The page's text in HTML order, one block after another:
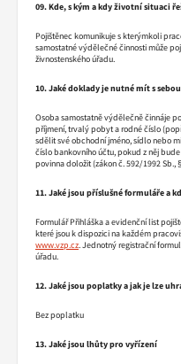
09. Kde, s kým a kdy životní situaci
Pojištěnec komunikuje s kterýmkoli
samostatné výdělečné činnosti může
živnostenského úřadu.
10. Jaké doklady je nutné mít s sebou
Osoba samostatně výdělečně činnáje
příjmení, trvalý pobyt a rodné číslo
sdělit své obchodní jméno, sídlo nebo
číslo bankovního účtu, pokud z něj
povinna doložit (zákon č. 592/1992 Sb.,
11. Jaké jsou příslušné formuláře a
Formulář Přihláška a evidenční list
které jsou k dispozici na každém
www.vzp.cz. Jednotný registrační
úřadu.
12. Jaké jsou poplatky a jak je lze
Bez poplatku
13. Jaké jsou lhůty pro vyřízení